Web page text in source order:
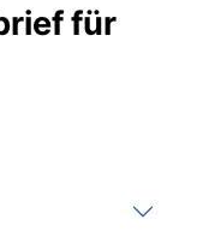
für